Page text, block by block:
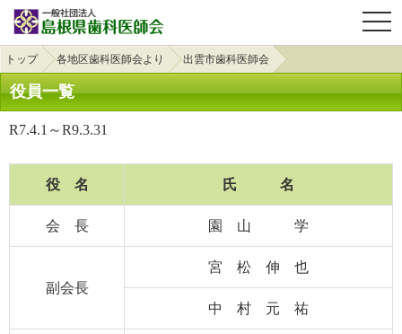
トップ 各地区歯科医師会より 出雲市歯科医師会
役員一覧
R7.4.1～R9.3.31
役 名 氏 名
会 長 園 山 学
副会長
宮 松 伸 也
中 村 元 祐